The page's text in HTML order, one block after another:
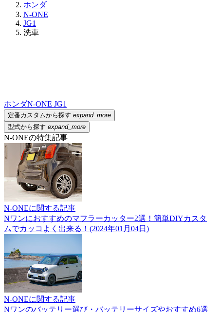
ホンダ
N-ONE
JG1
洗車
ホンダN-ONE JG1
定番カスタムから探す expand_more
型式から探す expand_more
N-ONEの特集記事
N-ONEに関する記事
Nワンにおすすめのマフラーカッター2選！簡単DIYカスタ
ムでカッコよく出来る！(2024年01月04日)
N-ONEに関する記事
Nワンのバッテリー選び・バッテリーサイズやおすすめ6選